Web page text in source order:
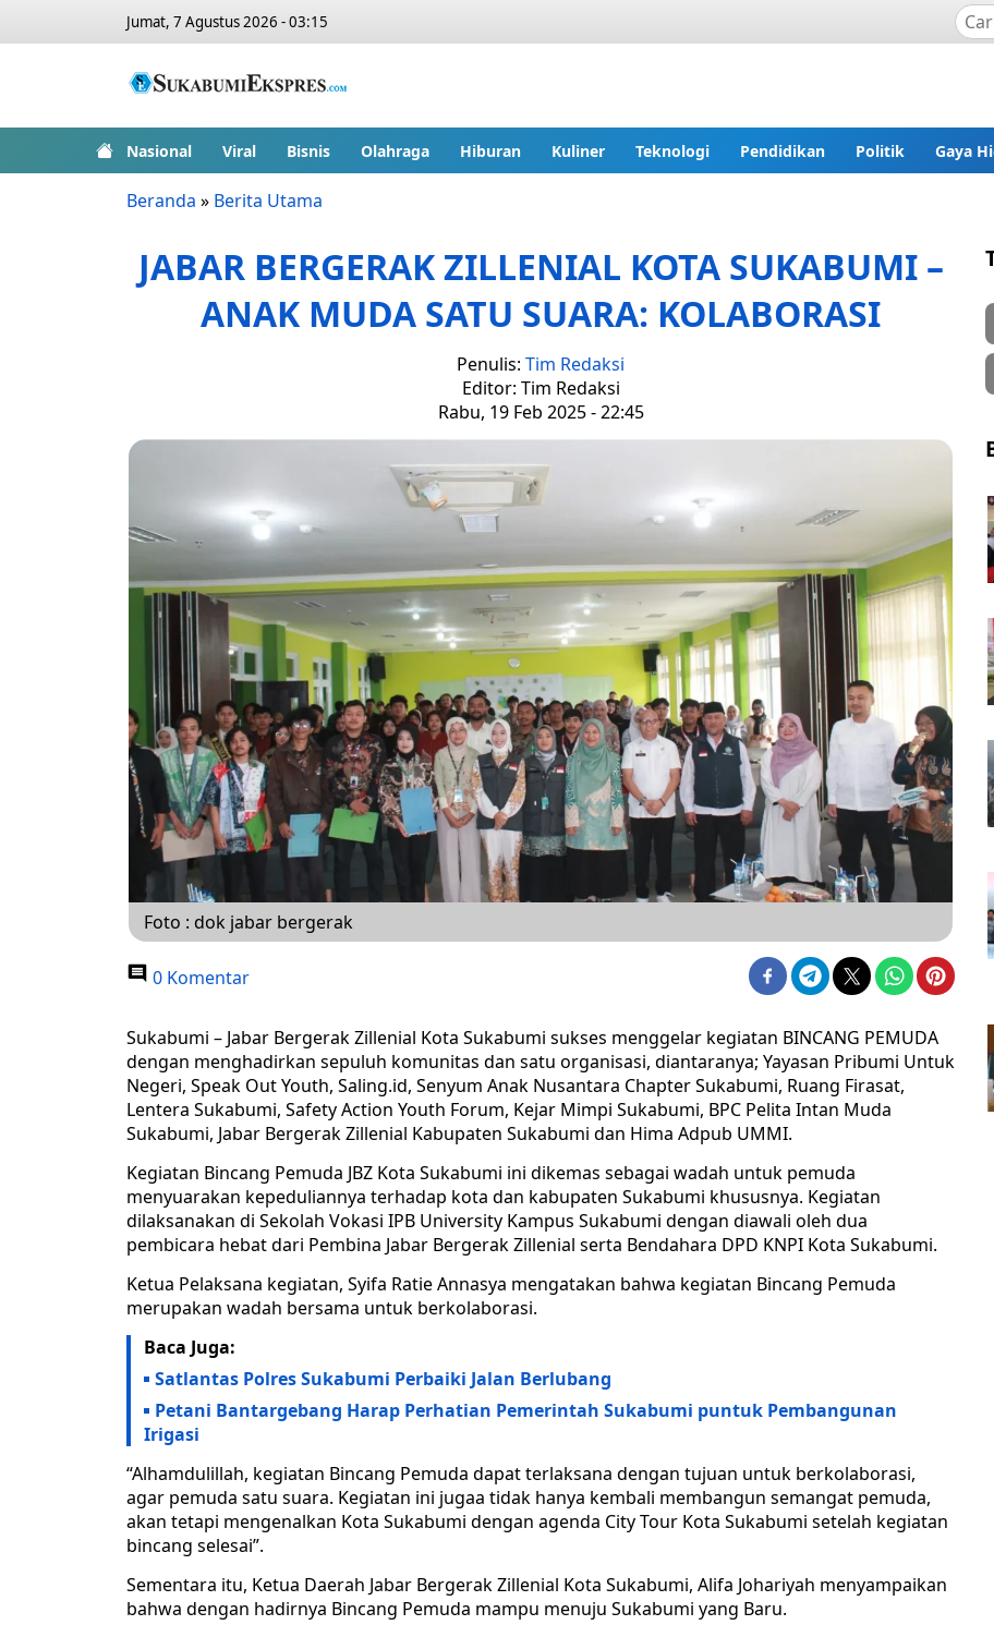
Jumat, 7 Agustus 2026 - 03:15
Nasional Viral Bisnis Olahraga Hiburan Kuliner Teknologi Pendidikan Politik Gaya
Beranda » Berita Utama
JABAR BERGERAK ZILLENIAL KOTA SUKABUMI –
ANAK MUDA SATU SUARA: KOLABORASI
Penulis: Tim Redaksi
Editor: Tim Redaksi
Rabu, 19 Feb 2025 - 22:45
Foto : dok jabar bergerak
0 Komentar
Sukabumi – Jabar Bergerak Zillenial Kota Sukabumi sukses menggelar kegiatan BINCANG PEMUDA
dengan menghadirkan sepuluh komunitas dan satu organisasi, diantaranya; Yayasan Pribumi Untuk
Negeri, Speak Out Youth, Saling.id, Senyum Anak Nusantara Chapter Sukabumi, Ruang Firasat,
Lentera Sukabumi, Safety Action Youth Forum, Kejar Mimpi Sukabumi, BPC Pelita Intan Muda
Sukabumi, Jabar Bergerak Zillenial Kabupaten Sukabumi dan Hima Adpub UMMI.
Kegiatan Bincang Pemuda JBZ Kota Sukabumi ini dikemas sebagai wadah untuk pemuda
menyuarakan kepeduliannya terhadap kota dan kabupaten Sukabumi khususnya. Kegiatan
dilaksanakan di Sekolah Vokasi IPB University Kampus Sukabumi dengan diawali oleh dua
pembicara hebat dari Pembina Jabar Bergerak Zillenial serta Bendahara DPD KNPI Kota Sukabumi.
Ketua Pelaksana kegiatan, Syifa Ratie Annasya mengatakan bahwa kegiatan Bincang Pemuda
merupakan wadah bersama untuk berkolaborasi.
Baca Juga:
Satlantas Polres Sukabumi Perbaiki Jalan Berlubang
Petani Bantargebang Harap Perhatian Pemerintah Sukabumi puntuk Pembangunan
Irigasi
“Alhamdulillah, kegiatan Bincang Pemuda dapat terlaksana dengan tujuan untuk berkolaborasi,
agar pemuda satu suara. Kegiatan ini jugaa tidak hanya kembali membangun semangat pemuda,
akan tetapi mengenalkan Kota Sukabumi dengan agenda City Tour Kota Sukabumi setelah kegiatan
bincang selesai”.
Sementara itu, Ketua Daerah Jabar Bergerak Zillenial Kota Sukabumi, Alifa Johariyah menyampaikan
bahwa dengan hadirnya Bincang Pemuda mampu menuju Sukabumi yang Baru.